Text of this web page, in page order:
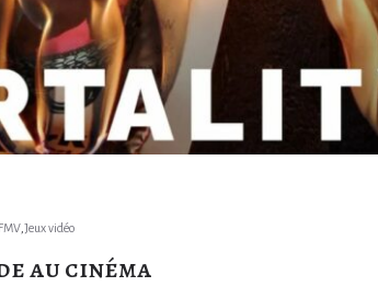
FMV Jeux vidéo
au cinéma